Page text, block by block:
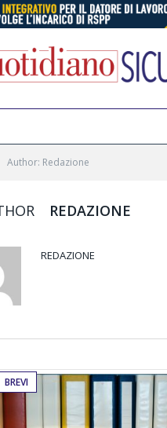
Author: Redazione
REDAZIONE
REDAZIONE
BREVI